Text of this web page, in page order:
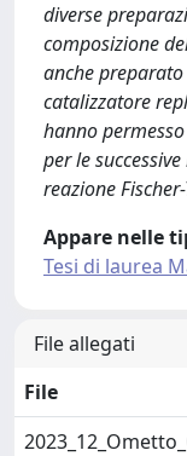
diverse
composizione
anche
catalizzatore
hanno
per le
reazione
Appare nelle
Tesi di laurea
File allegati
File